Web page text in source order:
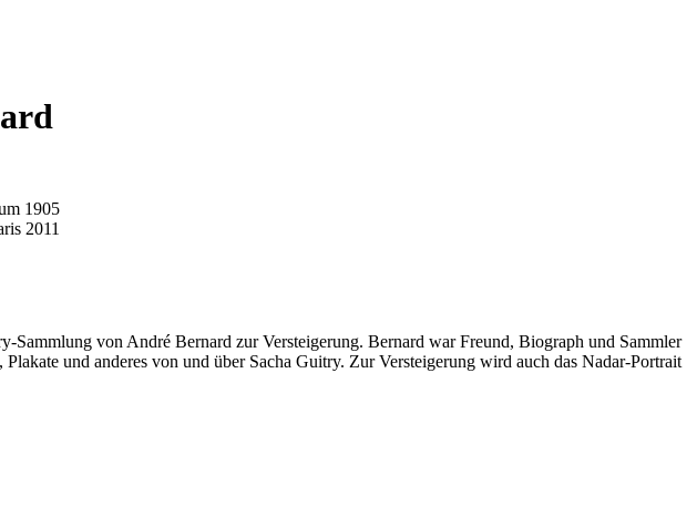
1905
2011
von André Bernard zur Versteigerung. Bernard war Freund, Biograph und Sammler
und anderes von und über Sacha Guitry. Zur Versteigerung wird auch das Nadar-Portrait